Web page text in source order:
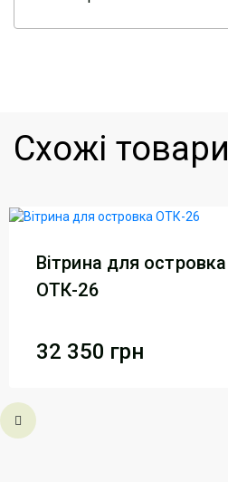
Схожі товари
Вітрина для островка
ОТК-26
32 350 грн